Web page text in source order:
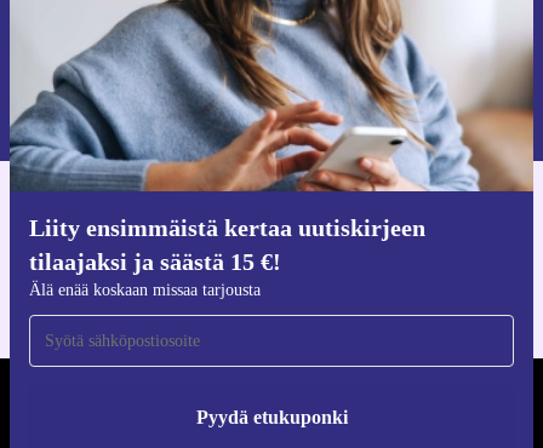
Liity ensimmäistä kertaa uutiskirjeen
tilaajaksi ja säästä 15 €!
Älä enää koskaan missaa tarjousta
Pyydä etukuponki
Pyydä etukuponki
Lisätietoja henkilötietojen käytöstä löydättietosuojaselosteestamme.
iOS:lle ja Androidille